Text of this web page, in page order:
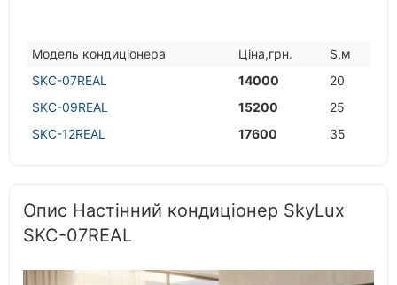
Модель кондицiонера Цiна,грн.
S,м
SKC-07REAL
14000
20
SKC-09REAL
15200
25
SKC-12REAL
17600 35
Опис Настінний кондиціонер SkyLux
SKC-07REAL